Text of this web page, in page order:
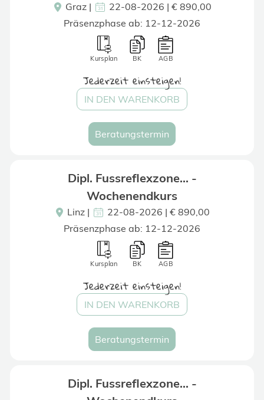
Graz |
22-08-2026 | € 890,00
Präsenzphase ab: 12-12-2026
Kursplan BK AGB
IN DEN WARENKORB
Jederzeit einsteigen!
Beratungstermin
Dipl. Fussreflexzone... -
Wochenendkurs
Linz |
22-08-2026 | € 890,00
Präsenzphase ab: 12-12-2026
Kursplan BK AGB
IN DEN WARENKORB
Jederzeit einsteigen!
Beratungstermin
Dipl. Fussreflexzone... -